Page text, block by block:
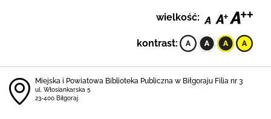
wielkość:
kontrast:
Miejska i Powiatowa Biblioteka Publiczna w Biłgoraju Filia nr 3
ul. Włosiankarska 5
23-400 Biłgoraj